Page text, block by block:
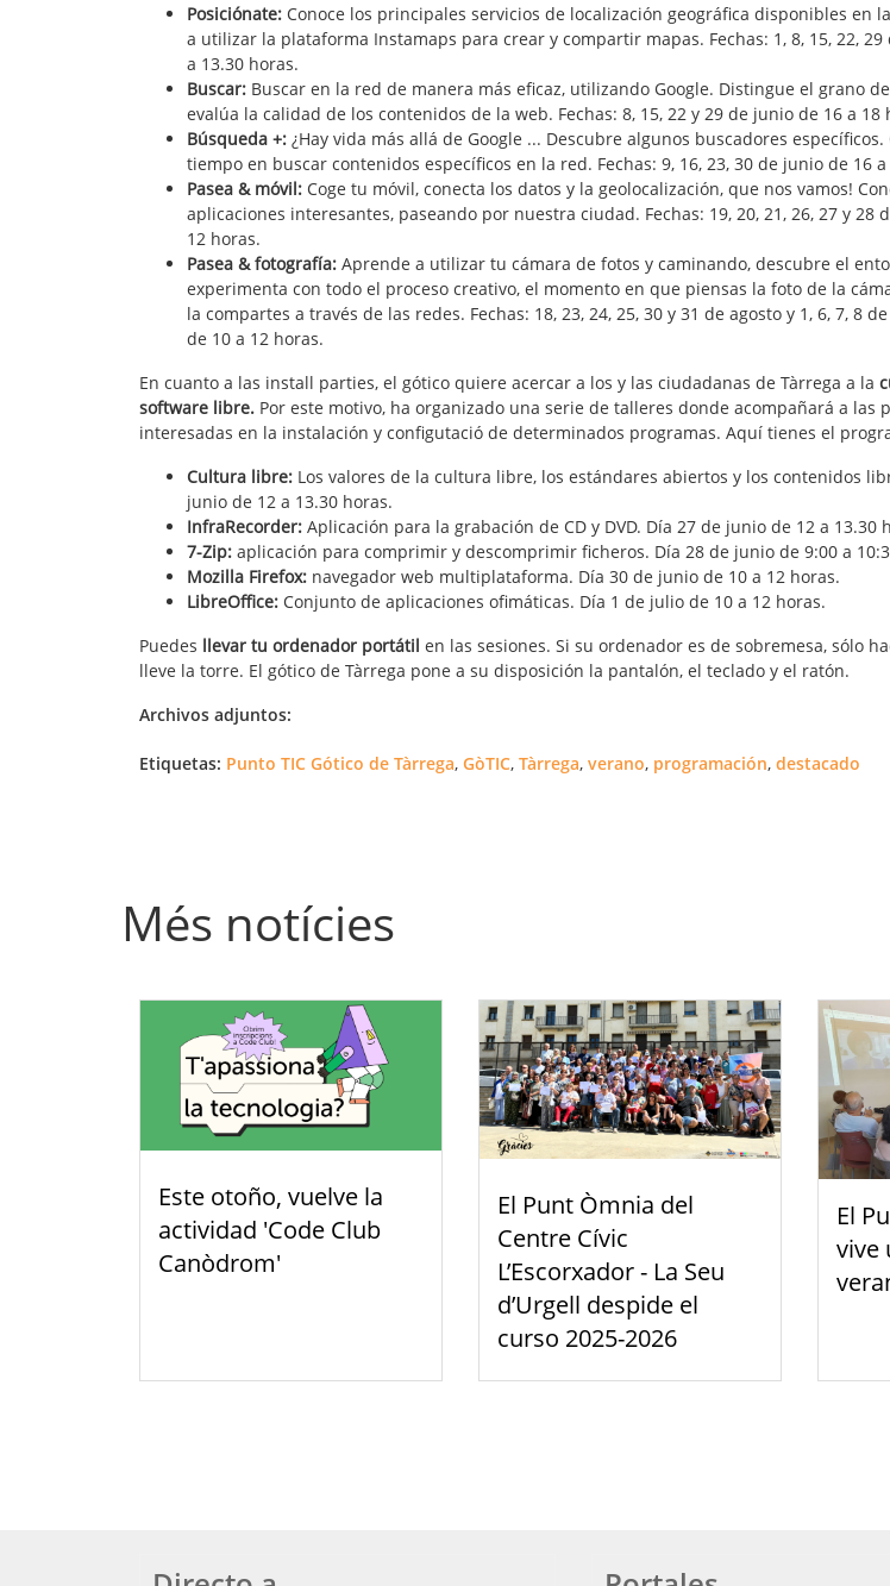
Posiciónate: Conoce los principales servicios de localización geográfica disponibles en
a utilizar la plataforma Instamaps para crear y compartir mapas. Fechas: 1, 8, 15, 22, 29
a 13.30 horas.
Buscar: Buscar en la red de manera más eficaz, utilizando Google. Distingue el grano
evalúa la calidad de los contenidos de la web. Fechas: 8, 15, 22 y 29 de junio de 16 a 18
Búsqueda +: ¿Hay vida más allá de Google ... Descubre algunos buscadores
tiempo en buscar contenidos específicos en la red. Fechas: 9, 16, 23, 30 de junio de 16
Pasea & móvil: Coge tu móvil, conecta los datos y la geolocalización, que nos vamos!
aplicaciones interesantes, paseando por nuestra ciudad. Fechas: 19, 20, 21, 26, 27 y 28
12 horas.
Pasea & fotografía: Aprende a utilizar tu cámara de fotos y caminando, descubre el
experimenta con todo el proceso creativo, el momento en que piensas la foto de la
la compartes a través de las redes. Fechas: 18, 23, 24, 25, 30 y 31 de agosto y 1, 6, 7, 8
de 10 a 12 horas.
En cuanto a las install parties, el gótico quiere acercar a los y las ciudadanas de Tàrrega a la
software libre. Por este motivo, ha organizado una serie de talleres donde acompañará a las
interesadas en la instalación y configutació de determinados programas. Aquí tienes el
Cultura libre: Los valores de la cultura libre, los estándares abiertos y los contenidos
junio de 12 a 13.30 horas.
InfraRecorder: Aplicación para la grabación de CD y DVD. Día 27 de junio de 12 a 13.30
7-Zip: aplicación para comprimir y descomprimir ficheros. Día 28 de junio de 9:00 a
Mozilla Firefox: navegador web multiplataforma. Día 30 de junio de 10 a 12 horas.
LibreOffice: Conjunto de aplicaciones ofimáticas. Día 1 de julio de 10 a 12 horas.
Puedes llevar tu ordenador portátil en las sesiones. Si su ordenador es de sobremesa, sólo
lleve la torre. El gótico de Tàrrega pone a su disposición la pantalón, el teclado y el ratón.
Archivos adjuntos:
Etiquetas: Punto TIC Gótico de Tàrrega, GòTIC, Tàrrega, verano, programación, destacado
Més notícies
Este otoño, vuelve la
actividad 'Code Club
Canòdrom'
El Punt Òmnia del
Centre Cívic
L’Escorxador - La Seu
d’Urgell despide el
curso 2025-2026
El
vive